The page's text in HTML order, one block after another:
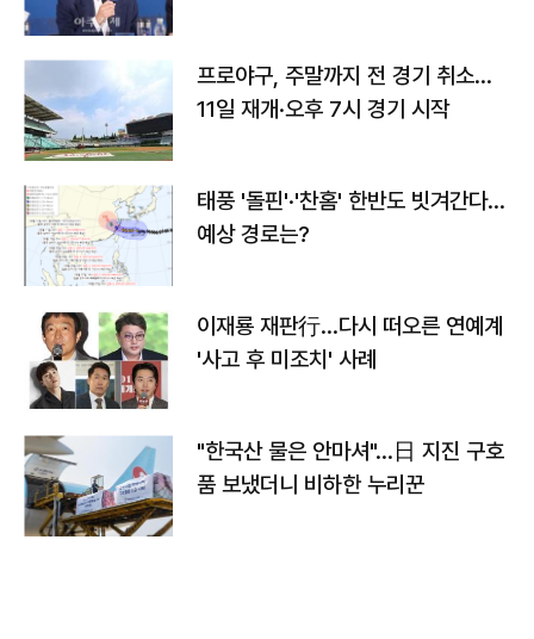
프로야구, 주말까지 전 경기 취소…
11일 재개·오후 7시 경기 시작
태풍 '돌핀'·'찬홈' 한반도 빗겨간다…
예상 경로는?
이재룡 재판行…다시 떠오른 연예계
'사고 후 미조치' 사례
"한국산 물은 안마셔"…日 지진 구호
품 보냈더니 비하한 누리꾼